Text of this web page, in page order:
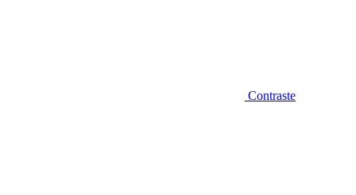
Contraste